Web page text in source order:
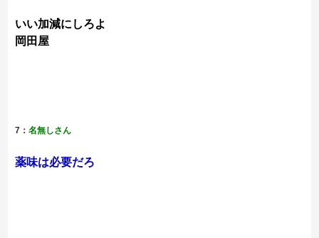
いい加減にしろよ
岡田屋
7：名無しさん
薬味は必要だろ